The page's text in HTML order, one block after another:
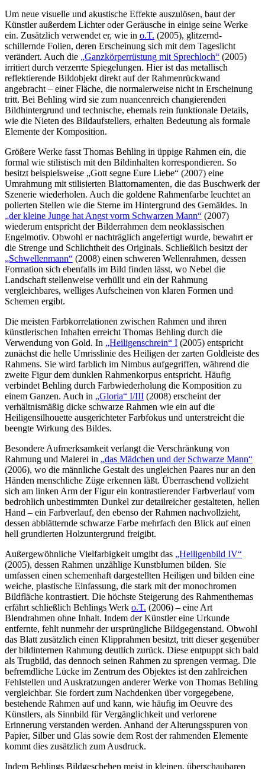
Um neue visuelle und akustische Effekte auszulösen, baut der
Künstler außerdem Lichter oder Geräusche in einige seine Werke
ein. Zusätzlich verwendet er, wie in o.T. (2005), glitzernd-
schillernde Folien, deren Erscheinung sich mit dem Tageslicht
verändert. Auch die „Ganzkörperrüstung mit Sprechloch“ (2005)
irritiert durch verzerrte Spiegelungen. Hier ist das metallisch
reflektierende Bildobjekt direkt auf der Rahmenrückwand
angebracht – einer Fläche, die normalerweise nicht in Erscheinung
tritt. Bei Behling wird sie zum nuancenreich changierenden
Bildhintergrund und technische, ehemals rein funktionale Details,
wie die Nieten des Bildaufstellers, erhalten Bedeutung als formale
Elemente der Komposition.
Größere Werke fasst Thomas Behling in üppige Rahmen ein, die
formal wie stilistisch mit den Bildinhalten korrespondieren. So
besitzt beispielsweise „Gott segne Eure Liebe“ (2007) eine
Umrahmung mit stilisierten Blattornamenten, die das Buschwerk der
Szenerie wiederholen. Auch die goldene Rahmenfarbe leuchtet an
polierten Stellen wie die Sterne im Hintergrund des Gemäldes. In
„der kleine Junge hat Angst vorm Schwarzen Mann“ (2007)
wiederum entspricht der Bilderrahmen dem neoklassischen
Engelmotiv. Obwohl er nachträglich angefertigt wurde, bewahrt er
die Strenge und Schlichtheit des Originals. Schließlich besitzt der
„Schwellenmann“ (2008) einen schweren Wellenrahmen, dessen
Formation sich ebenfalls im Bild finden lässt, wo Nebel die
Landschaft stellenweise verhüllt und ein der Rahmung
vergleichbares, welliges Aufscheinen von klaren Formen und
Schemen ergibt.
Die meisten Farbkorrelationen zwischen Rahmen und ihren
künstlerischen Inhalten erreicht Thomas Behling durch die
Verwendung von Gold. In „Heiligenschrein“ I (2005) entspricht
zunächst die helle Umrisslinie des Heiligen der zarten Goldleiste des
Rahmens. Sie wird farblich im Nimbus aufgegriffen, während die
zweite Figur dem dunklen Rahmenkorpus entspricht. Häufig
verbindet Behling durch Farbwiederholung die Komposition zu
einem Ganzen. Auch in „Gloria“ I/III (2008) erscheint der
verhältnismäßig dicke schwarze Rahmen wie ein auf die
Heiligensilhouette ausgerichteter Farbfokus und unterstreicht die
beengte Wirkung des Bildes.
Besondere Aufmerksamkeit verlangt die Verschränkung von
Rahmung und Malerei in „das Mädchen und der Schwarze Mann“
(2006), wo die männliche Gestalt des ungleichen Paares nur an den
Händen menschliche Züge erkennen läßt. Überraschend vollzieht
sich am linken Arm der Figur ein kontrastierender Farbverlauf vom
bedrohlich unbestimmten Dunkel zur detailreicher gestalteten, hellen
Hand – ein Farbverlauf, den ebenso der Rahmen nachvollzieht,
dessen abblätternde schwarze Farbe mehrfach den Blick auf einen
hell grundierten Holzuntergrund freigibt.
Außergewöhnliche Vielfarbigkeit umgibt das „Heiligenbild IV“
(2005), dessen Rahmen unzählige Kunstblumen bilden. Sie
umfassen einen schemenhaft dargestellten Heiligen und bilden eine
weiche, plastische Einfassung, die stark mit der monochromen
Bildfläche kontrastiert. Die höchste Steigerung des Rahmenthemas
erfährt schließlich Behlings Werk o.T. (2006) – eine Art
Blendrahmen ohne Inhalt. Indem der Künstler eine Urkunde
entfernte, fehlt nunmehr der ursprüngliche Bildgegenstand. Obwohl
das Blatt zusätzlich einen Klipprahmen besitzt, tritt dieser gegenüber
der bildinternen Rahmung deutlich zurück. Diese entpuppt sich bald
als Trugbild, das dennoch seinen Rahmen zu sprengen vermag. Die
befremdliche Lücke im Zentrum des Objektes ist den zahlreichen
Fehlstellen und Auskratzungen anderer Werke von Thomas Behling
vergleichbar. Sie fordert zum Nachdenken über vorgegebene,
bestehende Rahmen auf und kann, wie häufig im Oeuvre des
Künstlers, als Sinnbild für Vergänglichkeit und verlorene
Erinnerung verstanden werden. Anhand der Alterungsspuren von
Papier, Silber und Glas sowie dem Rost der rahmenden Elemente
kommt dies zusätzlich zum Ausdruck.
Indem Behlings Bildgeschehen meist in kleinen, überschaubaren